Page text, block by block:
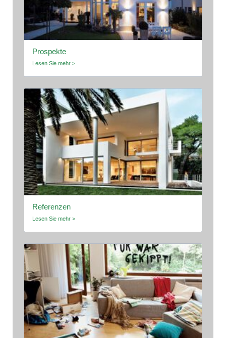
Prospekte
Lesen Sie mehr >
Referenzen
Lesen Sie mehr >